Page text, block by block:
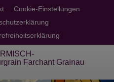
Cookie-Einstellungen
Farchant Grainau